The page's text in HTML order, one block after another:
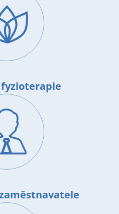
fyzioterapie